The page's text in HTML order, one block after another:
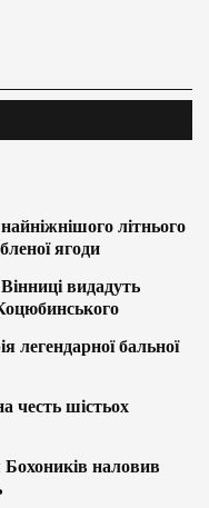
літнього
ягоди
видадуть
легендарної бальної
честь шістьох
Бохоників наловив